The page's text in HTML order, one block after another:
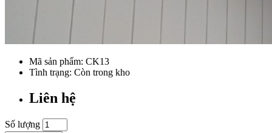
Mã sản phẩm: CK13
Tình trạng: Còn trong kho
Liên hệ
Số lượng